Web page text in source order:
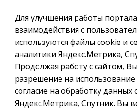
Проект «SMS Главе»
Электронные услуги
Муниципальные услуги
Правовые акты в сфере закупок
курсором слово или фразу и нажмите
Ctrl+Enter
Политика в отношении обработки
Создание сайта – Старт Икс
© 2010 - 2026
Для улучшения работы
взаимодействия с
используются файлы cookie и
аналитики Яндекс.Метрика,
Продолжая работу с сайтом,
разрешение на
согласие на обработку данных
Яндекс.Метрика, Спутник. Вы